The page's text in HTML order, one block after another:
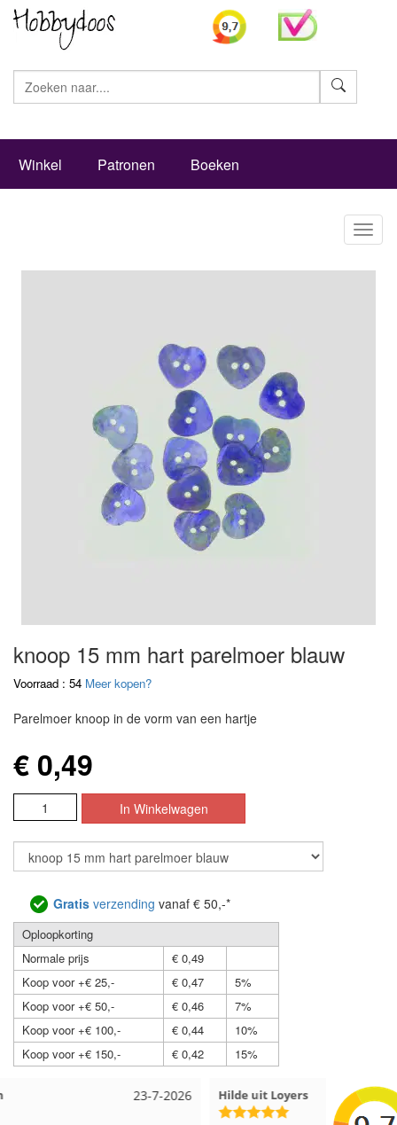
Winkel Patronen Boeken
knoop 15 mm hart parelmoer blauw
Voorraad : 54 Meer kopen?
Parelmoer knoop in de vorm van een hartje
€ 0,49
Gratis verzending vanaf € 50,-*
Oploopkorting
Normale prijs
€ 0,49
Koop voor +€ 25,-
€ 0,47
5%
Koop voor +€ 50,-
€ 0,46
7%
Koop voor +€ 100,-
€ 0,44
10%
Koop voor +€ 150,-
€ 0,42 15%
17-7-2026 Loes uit